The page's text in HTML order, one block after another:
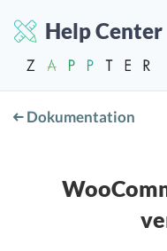
Help Center
Dokumentation